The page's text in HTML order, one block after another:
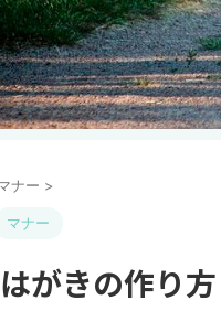
ナー >
マナー
がきの作り